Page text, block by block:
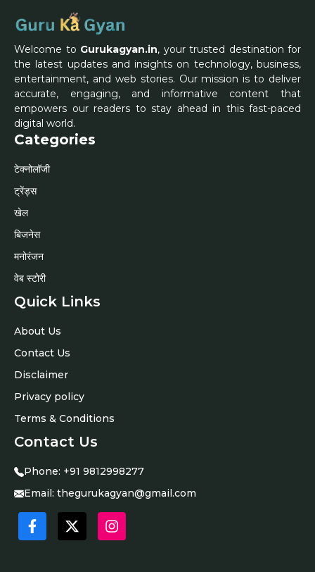
Welcome to Gurukagyan.in, your trusted destination for
the latest updates and insights on technology, business,
entertainment, and web stories. Our mission is to deliver
accurate, engaging, and informative content that
empowers our readers to stay ahead in this fast-paced
digital world.
Categories
टेक्नोलॉजी
ट्रेंड्स
खेल
बिजनेस
मनोरंजन
वेब स्टोरी
Quick Links
About Us
Contact Us
Disclaimer
Privacy policy
Terms & Conditions
Contact Us
Phone: +91 9812998277
Email: thegurukagyan@gmail.com